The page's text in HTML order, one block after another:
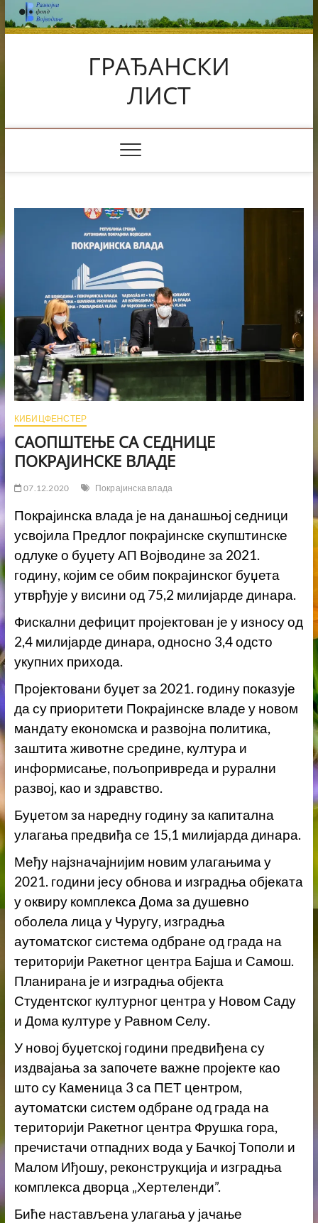
Skip
to
content
ГРАЂАНСКИ
ЛИСТ
КИБИЦФЕНСТЕР
САОПШТЕЊЕ СА СЕДНИЦЕ
ПОКРАЈИНСКЕ ВЛАДЕ
07.12.2020 Покрајинска влада
Покрајинска влада је на данашњој седници
усвојила Предлог покрајинске скупштинске
одлуке о буџету АП Војводине за 2021.
годину, којим се обим покрајинског буџета
утврђује у висини од 75,2 милијарде динара.
Фискални дефицит пројектован је у износу од
2,4 милијарде динара, односно 3,4 одсто
укупних прихода.
Пројектовани буџет за 2021. годину показује
да су приоритети Покрајинске владе у новом
мандату економска и развојна политика,
заштита животне средине, култура и
информисање, пољопривреда и рурални
развој, као и здравство.
Буџетом за наредну годину за капитална
улагања предвиђа се 15,1 милијарда динара.
Међу најзначајнијим новим улагањима у
2021. години јесу обнова и изградња објеката
у оквиру комплекса Дома за душевно
оболела лица у Чуругу, изградња
аутоматског система одбране од града на
територији Ракетног центра Бајша и Самош.
Планирана је и изградња објекта
Студентског културног центра у Новом Саду
и Дома културе у Равном Селу.
У новој буџетској години предвиђена су
издвајања за започете важне пројекте као
што су Каменица 3 са ПЕТ центром,
аутоматски систем одбране од града на
територији Ракетног центра Фрушка гора,
пречистачи отпадних вода у Бачкој Тополи и
Малом Иђошу, реконструкција и изградња
комплекса дворца „Хертеленди”.
Биће настављена улагања у јачање